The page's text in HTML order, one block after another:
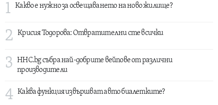
1 Какво е нужно за освещаването на ново жилище?
2 Крисия Тодорова: Отвратителни сте всички
3
HHC.bg събра най-добрите вейпове от различни
производители
4 Каква функция извършват авто биалетките?